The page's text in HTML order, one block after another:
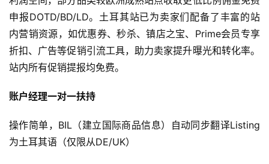
申报DOTD/BD/LD。土耳其站已为卖家们配备了丰富的站
内营销资源，如优惠券、秒杀、镇店之宝、Prime会员专享
折扣、广告等促销引流工具，助力卖家提升曝光和转化率。
站内所有促销提报均免费。
账户经理一对一扶持
操作简单，BIL（建立国际商品信息）自动同步翻译Listing
为土耳其语（仅限从DE/UK）